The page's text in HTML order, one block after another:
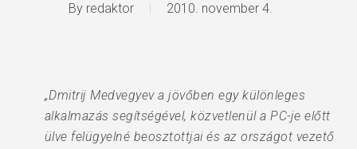
By redaktor 2010. november 4.
„Dmitrij Medvegyev a jövőben egy különleges
alkalmazás segítségével, közvetlenül a PC-je előtt
ülve felügyelné beosztottjai és az országot vezető